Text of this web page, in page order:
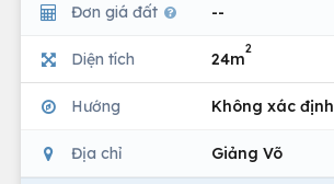
Đơn giá đất --
Diện tích 24m
2
Hướng Không xác định
Địa chỉ Giảng Võ